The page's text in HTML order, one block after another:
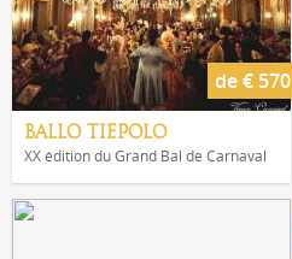
de € 570
BALLO TIEPOLO
XX édition du Grand Bal de Carnaval